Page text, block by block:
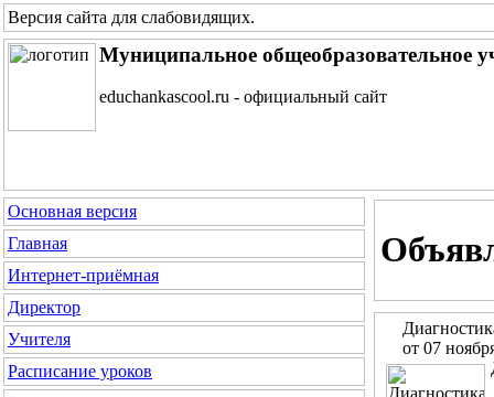
Версия сайта для слабовидящих.
Муниципальное общеобразовательное
educhankascool.ru - официальный сайт
Основная версия
Главная
Интернет-приёмная
Директор
Учителя
Расписание уроков
от 07